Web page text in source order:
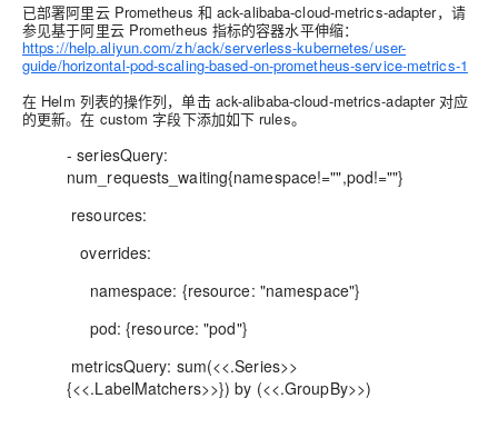
已部署阿里云 Prometheus 和 ack-alibaba-cloud-metrics-adapter，请
参见基于阿里云 Prometheus 指标的容器水平伸缩：
https://help.aliyun.com/zh/ack/serverless-kubernetes/user-
guide/horizontal-pod-scaling-based-on-prometheus-service-metrics-1
在 Helm 列表的操作列，单击 ack-alibaba-cloud-metrics-adapter 对应
的更新。在 custom 字段下添加如下 rules。
- seriesQuery:
num_requests_waiting{namespace!="",pod!=""}
resources:
overrides:
namespace: {resource: "namespace"}
pod: {resource: "pod"}
metricsQuery: sum(<<.Series>>
{<<.LabelMatchers>>}) by (<<.GroupBy>>)